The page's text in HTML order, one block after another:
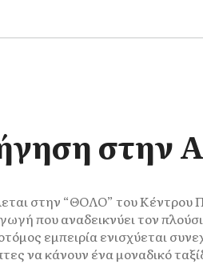
στην
στην “ΘΟΛΟ” του Κέντρου
που αναδεικνύει τον
εμπειρία ενισχύεται
να κάνουν ένα μοναδικό